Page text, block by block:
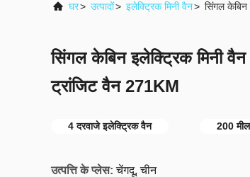
घर> उत्पादों> इलेक्ट्रिक मिनी वैन> सिंगल केबिन
सिंगल केबिन इलेक्ट्रिक मिनी वैन
ट्रांजिट वैन 271KM
4 दरवाजे इलेक्ट्रिक वैन 200
उत्पत्ति के प्लेस: चेंगदू, चीन